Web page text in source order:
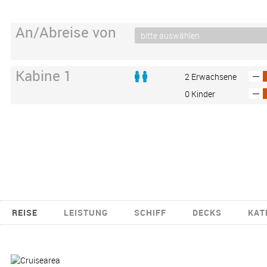
An/Abreise von
Kabine 1
2 Erwachsene
0 Kinder
REISE LEISTUNG SCHIFF DECKS